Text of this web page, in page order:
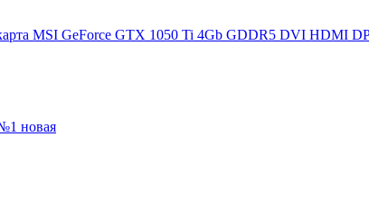
MSI GeForce GTX 1050 Ti 4Gb GDDR5 DVI HDMI
новая